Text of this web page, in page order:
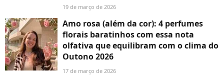
19 de março de 2026
Amo rosa (além da cor): 4 perfumes
florais baratinhos com essa nota
olfativa que equilibram com o clima do
Outono 2026
17 de março de 2026